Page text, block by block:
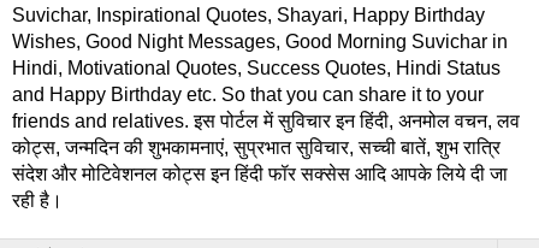
Suvichar, Inspirational Quotes, Shayari, Happy Birthday
Wishes, Good Night Messages, Good Morning Suvichar in
Hindi, Motivational Quotes, Success Quotes, Hindi Status
and Happy Birthday etc. So that you can share it to your
friends and relatives. इस पोर्टल में सुविचार इन हिंदी, अनमोल वचन, लव
कोट्स, जन्मदिन की शुभकामनाएं, सुप्रभात सुविचार, सच्ची बातें, शुभ रात्रि
संदेश और मोटिवेशनल कोट्स इन हिंदी फॉर सक्सेस आदि आपके लिये दी जा
रही है।